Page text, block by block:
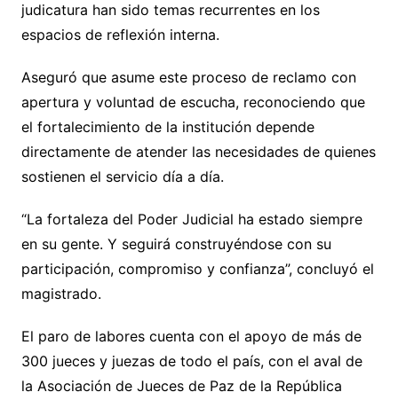
judicatura han sido temas recurrentes en los
espacios de reflexión interna.
Aseguró que asume este proceso de reclamo con
apertura y voluntad de escucha, reconociendo que
el fortalecimiento de la institución depende
directamente de atender las necesidades de quienes
sostienen el servicio día a día.
“La fortaleza del Poder Judicial ha estado siempre
en su gente. Y seguirá construyéndose con su
participación, compromiso y confianza”, concluyó el
magistrado.
El paro de labores cuenta con el apoyo de más de
300 jueces y juezas de todo el país, con el aval de
la Asociación de Jueces de Paz de la República